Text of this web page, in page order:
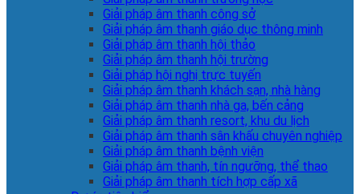
Giải pháp âm thanh công sở
Giải pháp âm thanh giáo dục thông minh
Giải pháp âm thanh hội thảo
Giải pháp âm thanh hội trường
Giải pháp hội nghị trực tuyến
Giải pháp âm thanh khách sạn, nhà hàng
Giải pháp âm thanh nhà ga, bến cảng
Giải pháp âm thanh resort, khu du lịch
Giải pháp âm thanh sân khấu chuyên nghiệp
Giải pháp âm thanh bệnh viện
Giải pháp âm thanh, tín ngưỡng, thể thao
Giải pháp âm thanh tích hợp cấp xã